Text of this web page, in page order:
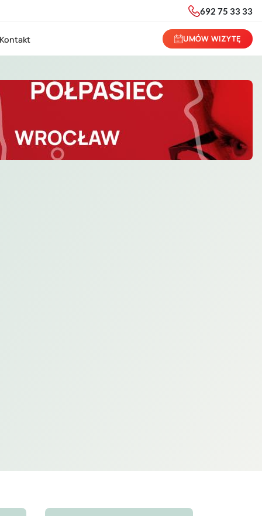
692 75 33 33
UMÓW WIZYTĘ